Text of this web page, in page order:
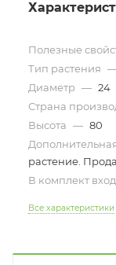
Полезные
Тип растения
Диаметр — 24
Страна
Высота — 80
растение.
В комплект
Все характеристики